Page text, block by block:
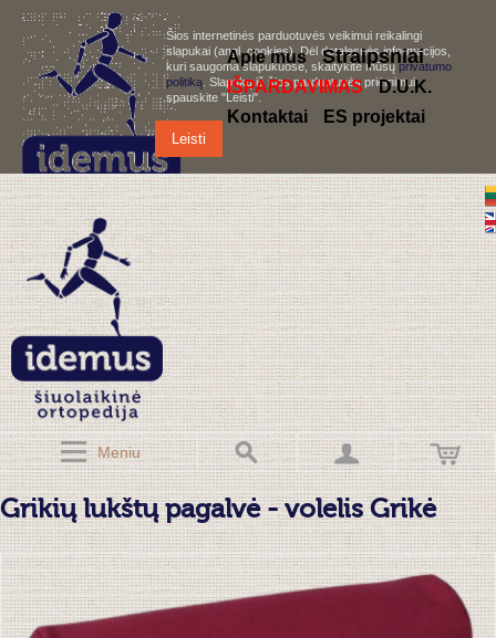
Šios internetinės parduotuvės veikimui reikalingi
slapukai (angl. cookies). Dėl detalesnės informacijos,
kuri saugoma slapukuose, skaitykite mūsųprivatumo
politiką . Slapukų iš šios parduotuvės priėmimui,
spauskite "Leisti".
Leisti
Meniu
Apie mus Straipsniai
IŠPARDAVIMAS
D.U.K.
Kontaktai
ES projektai
Grikių lukštų pagalvė - volelis Grikė